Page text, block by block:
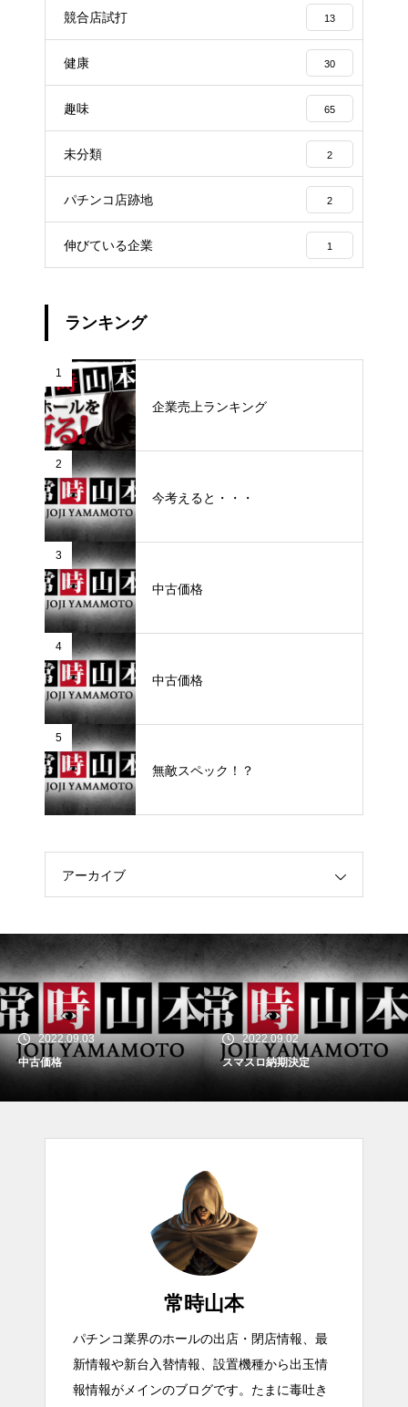
競合店試打 13
健康 30
趣味 65
未分類 2
パチンコ店跡地 2
伸びている企業 1
ランキング
1
企業売上ランキング
2
今考えると・・・
3
中古価格
4
中古価格
5
無敵スペック！？
アーカイブ
2022.09.03
中古価格
2022.09.02
スマスロ納期決定
常時山本
パチンコ業界のホールの出店・閉店情報、最
新情報や新台入替情報、設置機種から出玉情
報情報がメインのブログです。たまに毒吐き